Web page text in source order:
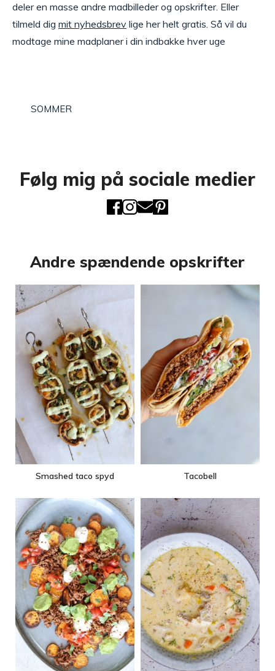
deler en masse andre madbilleder og opskrifter. Eller
tilmeld dig mit nyhedsbrev lige her helt gratis. Så vil du
modtage mine madplaner i din indbakke hver uge
SOMMER
Følg mig på sociale medier
Andre spændende opskrifter
Smashed taco spyd Tacobell